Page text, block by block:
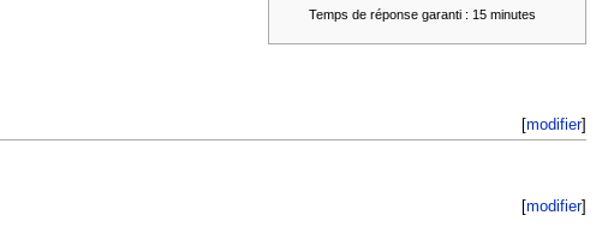
Temps de réponse garanti : 15 minutes
[modifier]
[modifier]